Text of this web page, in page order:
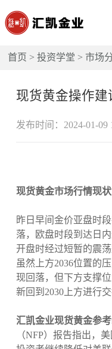
首页 >投资学堂 >市场
现货黄金操作建
发布时间：2024-01-09
现货黄金市场行情现状
昨日早间金价亚盘时
落，欧盘时段到达日
开盘时经过短暂的震
虽然上方2036位置的
现回落，但下方支撑
新回到2030上方进行交
汇凯金业现货黄金参考
（NFP）报告指出，